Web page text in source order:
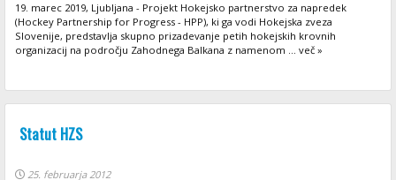
19. marec 2019, Ljubljana - Projekt Hokejsko partnerstvo za napredek
(Hockey Partnership for Progress - HPP), ki ga vodi Hokejska zveza
Slovenije, predstavlja skupno prizadevanje petih hokejskih krovnih
organizacij na področju Zahodnega Balkana z namenom ... več »
Statut HZS
25. februarja 2012